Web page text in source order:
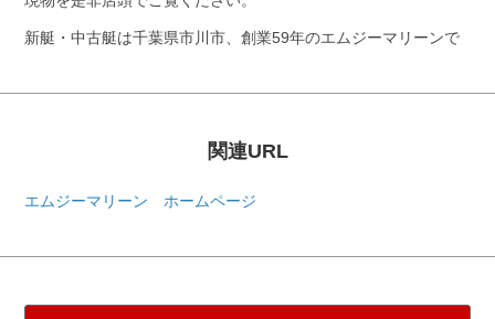
新艇・中古艇は千葉県市川市、創業59年のエムジーマリーンで
関連URL
エムジーマリーン ホームページ